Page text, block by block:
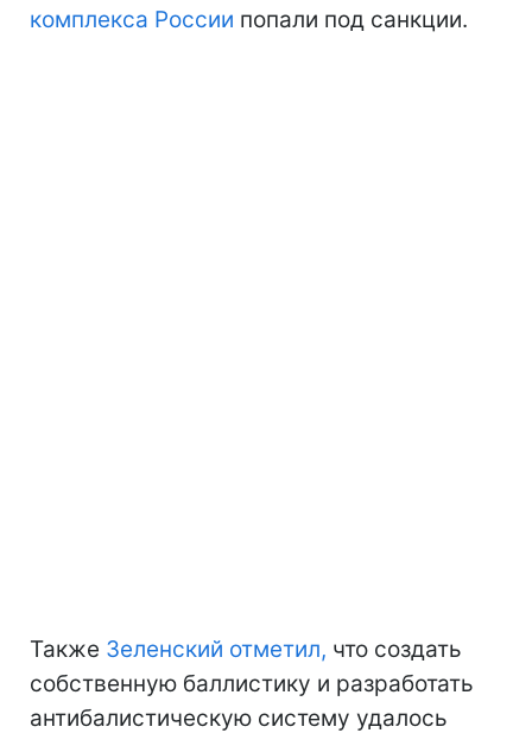
комплекса России попали под санкции.
Также Зеленский отметил, что создать
собственную баллистику и разработать
антибалистическую систему удалось